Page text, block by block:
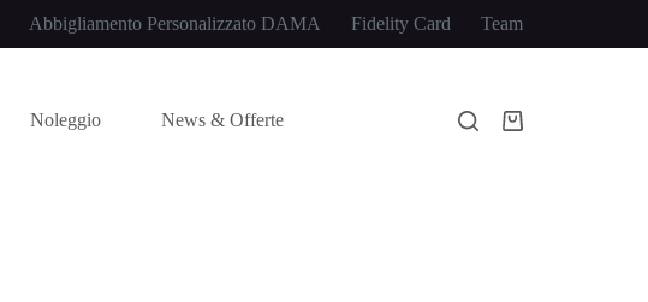
Abbigliamento Personalizzato DAMA Fidelity Card Team
Noleggio News & Offerte Carrello